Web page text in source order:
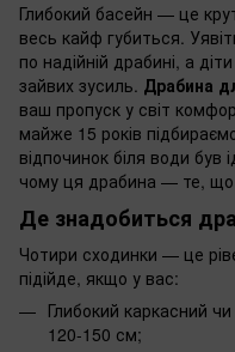
Глибокий басейн — це
весь кайф губиться.
по надійній драбині, а
зайвих зусиль. Драбина
ваш пропуск у світ
майже 15 років
відпочинок біля води
чому ця драбина — те, що
Де знадобиться
Чотири сходинки — це
підійде, якщо у вас:
Глибокий каркасний
120-150 см;